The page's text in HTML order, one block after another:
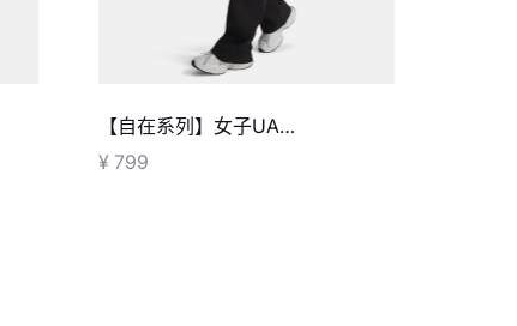
【自在系列】女子UA
Unstoppable梭织长裤
¥ 799